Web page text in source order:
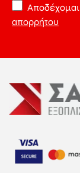
Αποδέχομαι
απορρήτου